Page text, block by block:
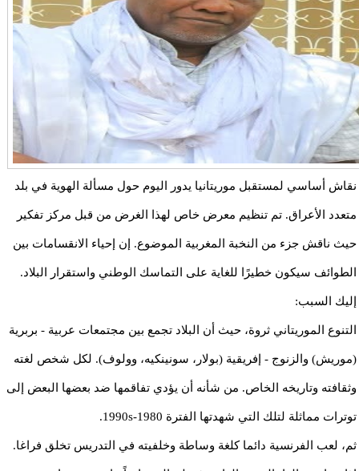
نقاش أساسي لمستقبل موريتانيا يدور اليوم حول مسألة الهوية في بلد
متعدد الأعراق. تم تنظيم معرض خاص لهذا الغرض من قبل مركز تفكير
حيث ناقش جزء من النخبة المغربية الموضوع. إن إحياء الانقسامات بين
الطوائف سيكون خطيرًا للغاية على التماسك الوطني واستقرار البلاد.
إليك السبب:
التنوع الموريتاني ثروة، حيث أن البلاد تجمع بين مجتمعات عربية - بربرية
(موريش) والزنوج - إفريقية (بولار، سونينكيه، وولوف). لكل شخص لغته
وثقافته وتاريخه الخاص. من شأنه أن يؤدي تفاقمها ضد بعضها البعض إلى
توترات مماثلة لتلك التي شهدتها الفترة 1980-1990s.
ثم، لعب الفرنسية دائما كلغة وساطة وخلفيته في التدريس تخلق فراغا.